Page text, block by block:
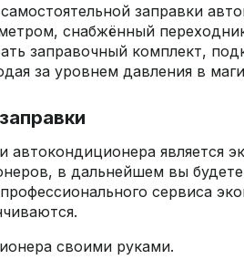
заправки
снабжённый
заправочный комплект,
за уровнем давления в
является
в дальнейшем вы
сервиса
своими руками.